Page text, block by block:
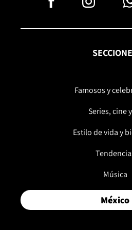
Famosos y
Series, cine
Estilo de vida y
Música
México